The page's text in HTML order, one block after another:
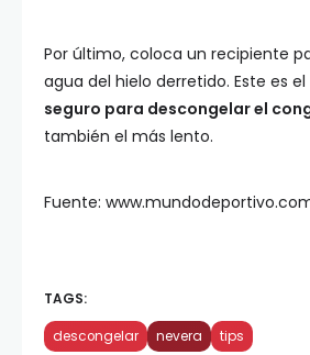
Por último, coloca un recipiente
agua del hielo derretido. Este es el
seguro para descongelar el
también el más lento.
Fuente:
TAGS:
descongelar nevera tips